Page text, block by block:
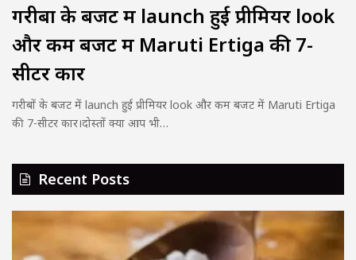
गरीबों के बजट में launch हुई प्रीमियर look
और कम बजट में Maruti Ertiga की 7-
सीटर कार
गरीबों के बजट में launch हुई प्रीमियर look और कम बजट में Maruti Ertiga
की 7-सीटर कार।दोस्तों क्या आप भी…
Recent Posts